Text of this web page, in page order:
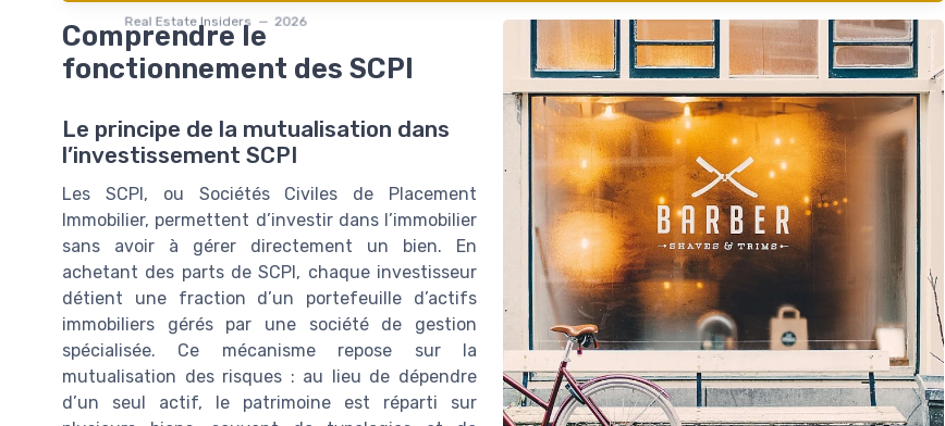
Real Estate Insiders — 2026
Comprendre le
fonctionnement des SCPI
Le principe de la mutualisation dans
l’investissement SCPI
Les SCPI, ou Sociétés Civiles de Placement
Immobilier, permettent d’investir dans l’immobilier
sans avoir à gérer directement un bien. En
achetant des parts de SCPI, chaque investisseur
détient une fraction d’un portefeuille d’actifs
immobiliers gérés par une société de gestion
spécialisée. Ce mécanisme repose sur la
mutualisation des risques : au lieu de dépendre
d’un seul actif, le patrimoine est réparti sur